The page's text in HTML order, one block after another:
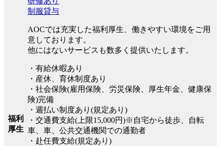
福利
厚生
制服貸与
AOCでは充実した福利厚生、働きやすい環境をご用
意しております。
他にはないサービスも数多く提供いたします。
・有給休暇あり
・産休、育休制度あり
・社会保険(雇用保険、労災保険、厚生年金、健康保
険)完備
・週払い制度あり(規定あり)
・交通費支給(上限15,000円)※自宅から徒歩、自転
車、車、公共交通機関での通勤者
・赴任費支給(規定あり)